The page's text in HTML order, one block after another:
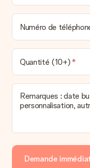
Numéro de
Quantité (10+)
Remarques : date
personnalisation,
Demande